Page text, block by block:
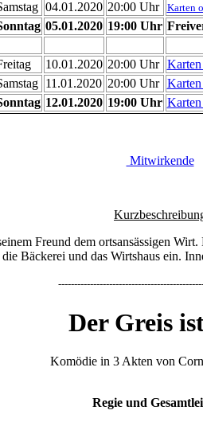
04.01.2020 20:00 Uhr Karten
05.01.2020 19:00 Uhr
10.01.2020 20:00 Uhr
11.01.2020 20:00 Uhr
12.01.2020 19:00 Uhr
Mitwirkende
Freund dem ortsansässigen
Bäckerei und das Wirtshaus ein.
Der Greis
Komödie in 3 Akten von
Regie und